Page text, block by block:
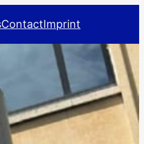
ContactImprint